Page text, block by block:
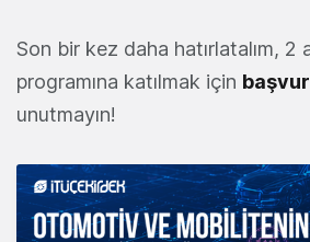
Son bir kez daha hatırlatalım, 2
programına katılmak için
unutmayın!